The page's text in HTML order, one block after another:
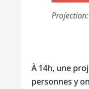
À 14h, une
personnes y